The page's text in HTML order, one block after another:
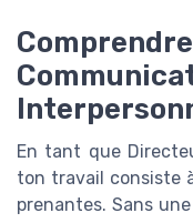
En tant que
ton travail consiste
prenantes. Sans